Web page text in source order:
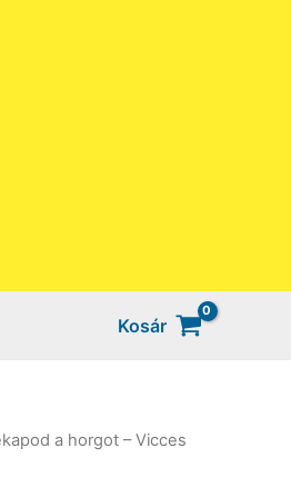
Kosár
a horgot – Vicces